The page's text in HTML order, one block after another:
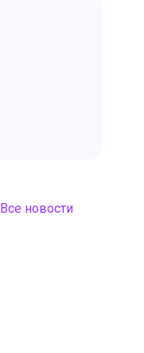
Все новости